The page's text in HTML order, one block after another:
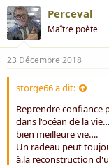
Perceval
Maître poète
23 Décembre 2018
storge66 a dit:
Reprendre confiance
dans l'océan de la
bien meilleure vie….
Un radeau peut
à.la reconstruction